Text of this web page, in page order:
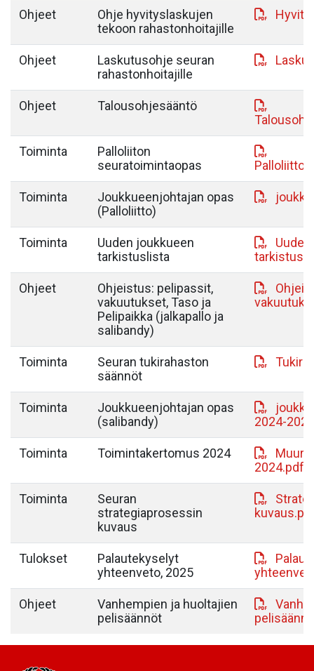
Ohjeet
Ohje hyvityslaskujen
tekoon rahastonhoitajille
Ohjeet
Laskutusohje seuran
rahastonhoitajille
Ohjeet
Talousohjesääntö
Toiminta
Palloliiton
seuratoimintaopas
Toiminta
Joukkueenjohtajan opas
(Palloliitto)
Toiminta
Uuden joukkueen
tarkistuslista
Ohjeet
Ohjeistus: pelipassit,
vakuutukset, Taso ja
Pelipaikka (jalkapallo ja
salibandy)
Toiminta
Seuran tukirahaston
säännöt
Toiminta
Joukkueenjohtajan opas
(salibandy)
2024-
Toiminta Toimintakertomus 2024
2024.pdf
Toiminta
Seuran
strategiaprosessin
kuvaus
Tulokset
Palautekyselyt
yhteenveto, 2025
Ohjeet
Vanhempien ja huoltajien
pelisäännöt